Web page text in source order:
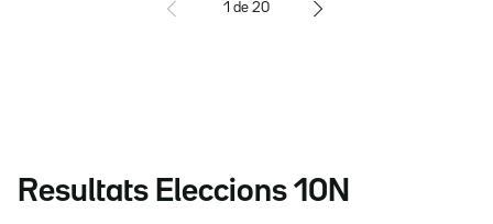
1 de 20
Resultats Eleccions 10N